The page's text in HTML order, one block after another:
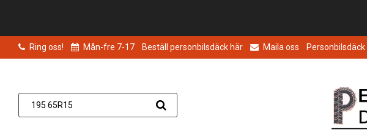
Ring oss! Mån-fre 7-17 Beställ personbilsdäck här Maila oss Personbilsdäck